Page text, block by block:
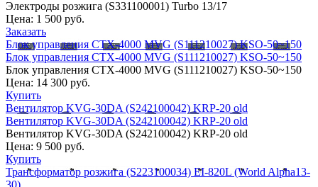
Электроды розжига (S331100001) Turbo 13/17
Цена: 1 500 руб.
Заказать
Блок управления CTX-4000 MVG (S111210027) KSO-50~150
Блок управления CTX-4000 MVG (S111210027) KSO-50~150
Блок управления CTX-4000 MVG (S111210027) KSO-50~150
Цена: 14 300 руб.
Купить
Вентилятор KVG-30DA (S242100042) KRP-20 old
Вентилятор KVG-30DA (S242100042) KRP-20 old
Вентилятор KVG-30DA (S242100042) KRP-20 old
Цена: 9 500 руб.
Купить
Трансформатор розжига (S223100034) EI-820L (World Alpha13-
30)